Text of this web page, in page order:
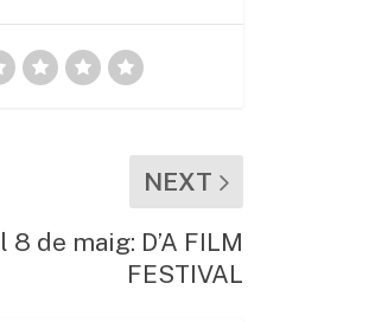
NEXT
de maig: D’A FILM
FESTIVAL